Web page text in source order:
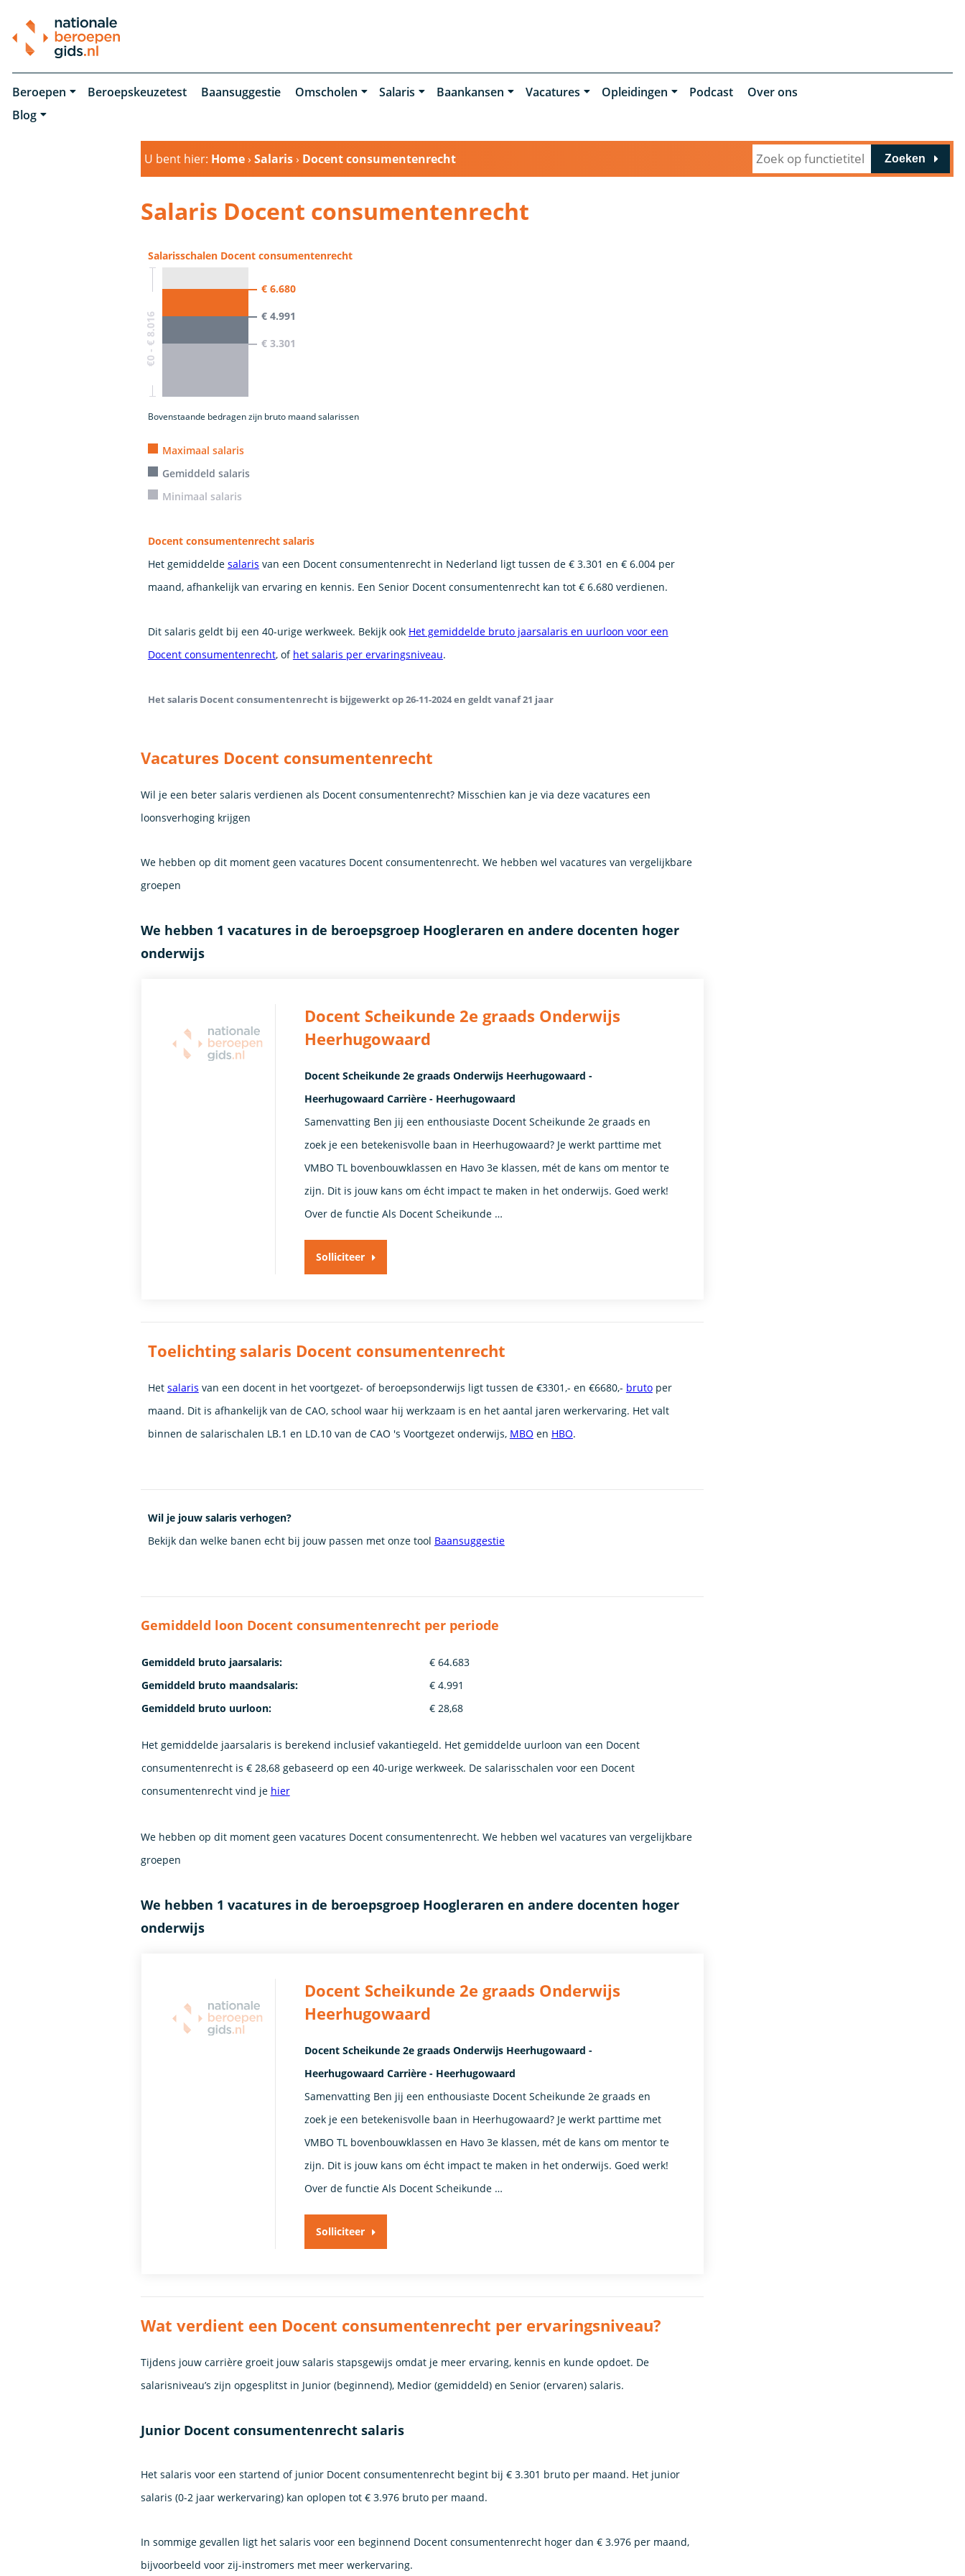
Beroepen Beroepskeuzetest Baansuggestie Omscholen Salaris Baankansen Vacatures Opleidingen Podcast
Over ons
Blog
U bent hier: Home›Salaris› Docent consumentenrecht Zoeken
Salaris Docent consumentenrecht
Salarisschalen Docent consumentenrecht
€0 - € 8.016
€ 6.680
€ 4.991
€ 3.301
Bovenstaande bedragen zijn bruto maand salarissen
Maximaal salaris
Gemiddeld salaris
Minimaal salaris
Docent consumentenrecht salaris
Het gemiddelde salaris van een Docent consumentenrecht in Nederland ligt tussen de € 3.301 en € 6.004 per
maand, afhankelijk van ervaring en kennis. Een Senior Docent consumentenrecht kan tot € 6.680 verdienen.
Dit salaris geldt bij een 40-urige werkweek. Bekijk ook Het gemiddelde bruto jaarsalaris en uurloon voor een
Docent consumentenrecht, of het salaris per ervaringsniveau.
Het salaris Docent consumentenrecht is bijgewerkt op 26-11-2024 en geldt vanaf 21 jaar
Vacatures Docent consumentenrecht
Wil je een beter salaris verdienen als Docent consumentenrecht? Misschien kan je via deze vacatures een
loonsverhoging krijgen
We hebben op dit moment geen vacatures Docent consumentenrecht. We hebben wel vacatures van vergelijkbare
groepen
We hebben 1 vacatures in de beroepsgroep Hoogleraren en andere docenten hoger
onderwijs
Docent Scheikunde 2e graads Onderwijs
Heerhugowaard
Docent Scheikunde 2e graads Onderwijs Heerhugowaard -
Heerhugowaard Carrière - Heerhugowaard
Samenvatting Ben jij een enthousiaste Docent Scheikunde 2e graads en
zoek je een betekenisvolle baan in Heerhugowaard? Je werkt parttime met
VMBO TL bovenbouwklassen en Havo 3e klassen, mét de kans om mentor te
zijn. Dit is jouw kans om écht impact te maken in het onderwijs. Goed werk!
Over de functie Als Docent Scheikunde …
Solliciteer
Toelichting salaris Docent consumentenrecht
Het salaris van een docent in het voortgezet- of beroepsonderwijs ligt tussen de €3301,- en €6680,- brutoper
maand. Dit is afhankelijk van de CAO, school waar hij werkzaam is en het aantal jaren werkervaring. Het valt
binnen de salarischalen LB.1 en LD.10 van de CAO 's Voortgezet onderwijs, MBO en HBO.
Wil je jouw salaris verhogen?
Bekijk dan welke banen echt bij jouw passen met onze tool Baansuggestie
Gemiddeld loon Docent consumentenrecht per periode
Gemiddeld bruto jaarsalaris:
€ 64.683
Gemiddeld bruto maandsalaris:
€ 4.991
Gemiddeld bruto uurloon:
€ 28,68
Het gemiddelde jaarsalaris is berekend inclusief vakantiegeld. Het gemiddelde uurloon van een Docent
consumentenrecht is € 28,68 gebaseerd op een 40-urige werkweek. De salarisschalen voor een Docent
consumentenrecht vind je hier
We hebben op dit moment geen vacatures Docent consumentenrecht. We hebben wel vacatures van vergelijkbare
groepen
We hebben 1 vacatures in de beroepsgroep Hoogleraren en andere docenten hoger
onderwijs
Docent Scheikunde 2e graads Onderwijs
Heerhugowaard
Docent Scheikunde 2e graads Onderwijs Heerhugowaard -
Heerhugowaard Carrière - Heerhugowaard
Samenvatting Ben jij een enthousiaste Docent Scheikunde 2e graads en
zoek je een betekenisvolle baan in Heerhugowaard? Je werkt parttime met
VMBO TL bovenbouwklassen en Havo 3e klassen, mét de kans om mentor te
zijn. Dit is jouw kans om écht impact te maken in het onderwijs. Goed werk!
Over de functie Als Docent Scheikunde …
Solliciteer
Wat verdient een Docent consumentenrecht per ervaringsniveau?
Tijdens jouw carrière groeit jouw salaris stapsgewijs omdat je meer ervaring, kennis en kunde opdoet. De
salarisniveau’s zijn opgesplitst in Junior (beginnend), Medior (gemiddeld) en Senior (ervaren) salaris.
Junior Docent consumentenrecht salaris
Het salaris voor een startend of junior Docent consumentenrecht begint bij € 3.301 bruto per maand. Het junior
salaris (0-2 jaar werkervaring) kan oplopen tot € 3.976 bruto per maand.
In sommige gevallen ligt het salaris voor een beginnend Docent consumentenrecht hoger dan € 3.976 per maand,
bijvoorbeeld voor zij-instromers met meer werkervaring.